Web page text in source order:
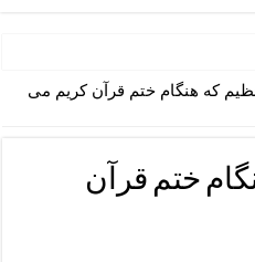
دعای جلب محبت شوهر
روزی‌ بخش
– دعای یا من اظهر الجمیل برای
ها – ذکر مخصوص مستجاب الدعوه
ترس و بی خوابی کودکان
که هنگام ختم قرآن کریم می
ختم قرآن